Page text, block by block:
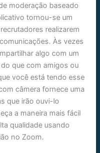
moderação baseado
tornou-se um
realizarem
Às vezes
algo com um
que com amigos ou
você está tendo esse
câmera fornece uma
que irão ouvi-lo
a maneira mais fácil
qualidade usando
no Zoom.